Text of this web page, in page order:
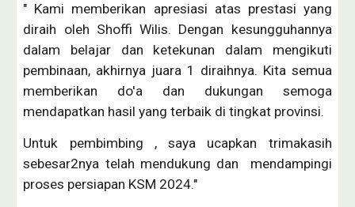
" Kami memberikan apresiasi atas prestasi yang
diraih oleh Shoffi Wilis. Dengan kesungguhannya
dalam belajar dan ketekunan dalam mengikuti
pembinaan, akhirnya juara 1 diraihnya. Kita semua
memberikan do'a dan dukungan semoga
mendapatkan hasil yang terbaik di tingkat provinsi.
Untuk pembimbing , saya ucapkan trimakasih
sebesar2nya telah mendukung dan mendampingi
proses persiapan KSM 2024."